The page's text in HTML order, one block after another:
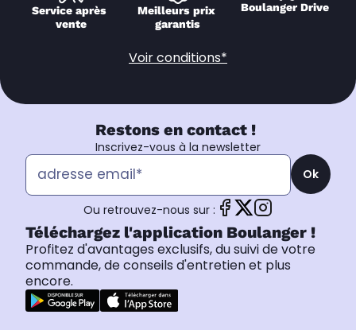
Service après
vente
Meilleurs prix
garantis
Boulanger Drive
Voir conditions*
Restons en contact !
Inscrivez-vous à la newsletter
Ok
Ou retrouvez-nous sur :
Téléchargez l'application Boulanger !
Profitez d'avantages exclusifs, du suivi de votre
commande, de conseils d'entretien et plus
encore.